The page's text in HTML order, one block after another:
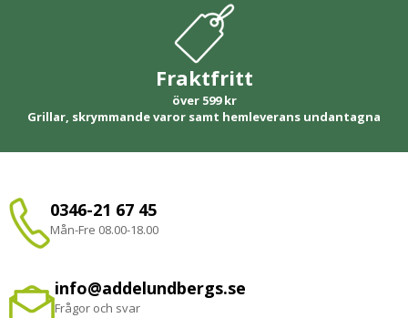
Fraktfritt
över 599 kr
Grillar, skrymmande varor samt hemleverans undantagna
0346-21 67 45
Mån-Fre 08.00-18.00
info@addelundbergs.se
Frågor och svar